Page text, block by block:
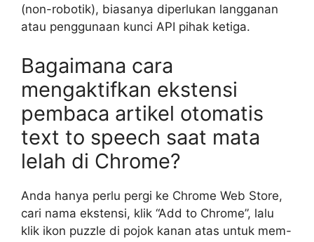
(non-robotik), biasanya diperlukan langganan
atau penggunaan kunci API pihak ketiga.
Bagaimana cara
mengaktifkan ekstensi
pembaca artikel otomatis
text to speech saat mata
lelah di Chrome?
Anda hanya perlu pergi ke Chrome Web Store,
cari nama ekstensi, klik “Add to Chrome”, lalu
klik ikon puzzle di pojok kanan atas untuk mem-